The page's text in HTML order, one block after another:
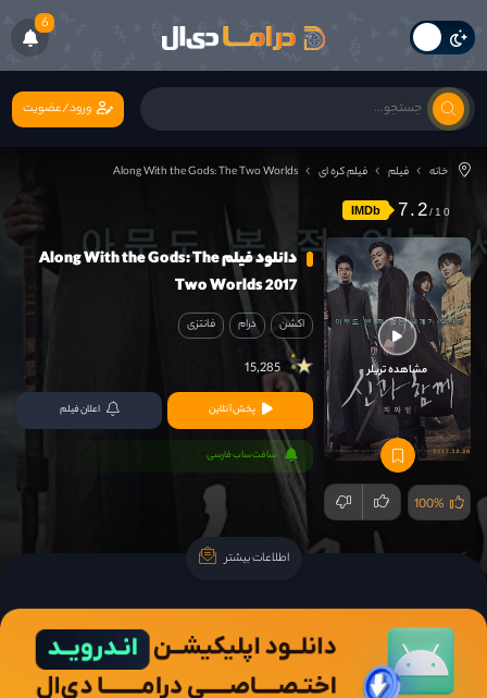
6
ورود/عضویت
خانه فیلم فیلم کره ای Along With the Gods: The Two Worlds
IMDb 7.2
مشاهده تریلر
100%
دانلود فیلم Along With the Gods: The
Two Worlds 2017
اکشن درام فانتزی
15,285
پخش آنلاین اعلان فیلم
سافت ساب فارسی
اطلاعات بیشتر